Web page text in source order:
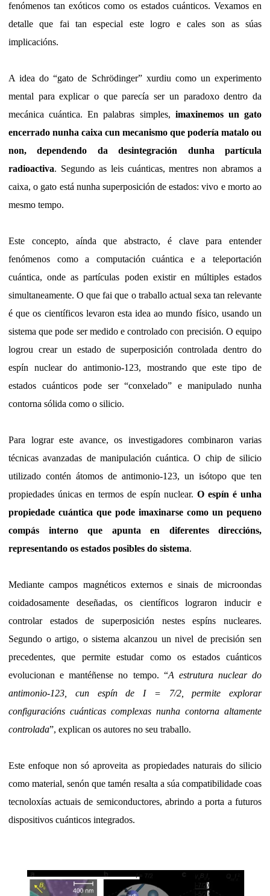
fenómenos tan exóticos como os estados cuánticos. Vexamos en
detalle que fai tan especial este logro e cales son as súas
implicacións.
A idea do “gato de Schrödinger” xurdiu como un experimento
mental para explicar o que parecía ser un paradoxo dentro da
mecánica cuántica. En palabras simples, imaxinemos un gato
encerrado nunha caixa cun mecanismo que podería matalo ou
non, dependendo da desintegración dunha partícula
radioactiva. Segundo as leis cuánticas, mentres non abramos a
caixa, o gato está nunha superposición de estados: vivo e morto ao
mesmo tempo.
Este concepto, aínda que abstracto, é clave para entender
fenómenos como a computación cuántica e a teleportación
cuántica, onde as partículas poden existir en múltiples estados
simultaneamente. O que fai que o traballo actual sexa tan relevante
é que os científicos levaron esta idea ao mundo físico, usando un
sistema que pode ser medido e controlado con precisión. O equipo
logrou crear un estado de superposición controlada dentro do
espín nuclear do antimonio-123, mostrando que este tipo de
estados cuánticos pode ser “conxelado” e manipulado nunha
contorna sólida como o silicio.
Para lograr este avance, os investigadores combinaron varias
técnicas avanzadas de manipulación cuántica. O chip de silicio
utilizado contén átomos de antimonio-123, un isótopo que ten
propiedades únicas en termos de espín nuclear. O espín é unha
propiedade cuántica que pode imaxinarse como un pequeno
compás interno que apunta en diferentes direccións,
representando os estados posibles do sistema.
Mediante campos magnéticos externos e sinais de microondas
coidadosamente deseñadas, os científicos lograron inducir e
controlar estados de superposición nestes espíns nucleares.
Segundo o artigo, o sistema alcanzou un nivel de precisión sen
precedentes, que permite estudar como os estados cuánticos
evolucionan e mantéñense no tempo. “A estrutura nuclear do
antimonio-123, cun espín de I = 7/2, permite explorar
configuracións cuánticas complexas nunha contorna altamente
controlada”, explican os autores no seu traballo.
Este enfoque non só aproveita as propiedades naturais do silicio
como material, senón que tamén resalta a súa compatibilidade coas
tecnoloxías actuais de semiconductores, abrindo a porta a futuros
dispositivos cuánticos integrados.